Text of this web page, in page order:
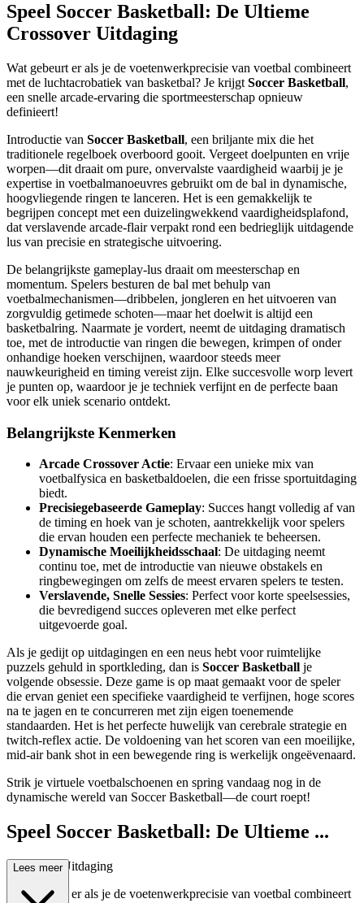
Speel Soccer Basketball: De Ultieme
Crossover Uitdaging
Wat gebeurt er als je de voetenwerkprecisie van voetbal combineert
met de luchtacrobatiek van basketbal? Je krijgt Soccer Basketball,
een snelle arcade-ervaring die sportmeesterschap opnieuw
definieert!
Introductie van Soccer Basketball, een briljante mix die het
traditionele regelboek overboord gooit. Vergeet doelpunten en vrije
worpen—dit draait om pure, onvervalste vaardigheid waarbij je je
expertise in voetbalmanoeuvres gebruikt om de bal in dynamische,
hoogvliegende ringen te lanceren. Het is een gemakkelijk te
begrijpen concept met een duizelingwekkend vaardigheidsplafond,
dat verslavende arcade-flair verpakt rond een bedrieglijk uitdagende
lus van precisie en strategische uitvoering.
De belangrijkste gameplay-lus draait om meesterschap en
momentum. Spelers besturen de bal met behulp van
voetbalmechanismen—dribbelen, jongleren en het uitvoeren van
zorgvuldig getimede schoten—maar het doelwit is altijd een
basketbalring. Naarmate je vordert, neemt de uitdaging dramatisch
toe, met de introductie van ringen die bewegen, krimpen of onder
onhandige hoeken verschijnen, waardoor steeds meer
nauwkeurigheid en timing vereist zijn. Elke succesvolle worp levert
je punten op, waardoor je je techniek verfijnt en de perfecte baan
voor elk uniek scenario ontdekt.
Belangrijkste Kenmerken
Arcade Crossover Actie: Ervaar een unieke mix van
voetbalfysica en basketbaldoelen, die een frisse sportuitdaging
biedt.
Precisiegebaseerde Gameplay: Succes hangt volledig af van
de timing en hoek van je schoten, aantrekkelijk voor spelers
die ervan houden een perfecte mechaniek te beheersen.
Dynamische Moeilijkheidsschaal: De uitdaging neemt
continu toe, met de introductie van nieuwe obstakels en
ringbewegingen om zelfs de meest ervaren spelers te testen.
Verslavende, Snelle Sessies: Perfect voor korte speelsessies,
die bevredigend succes opleveren met elke perfect
uitgevoerde goal.
Als je gedijt op uitdagingen en een neus hebt voor ruimtelijke
puzzels gehuld in sportkleding, dan is Soccer Basketball je
volgende obsessie. Deze game is op maat gemaakt voor de speler
die ervan geniet een specifieke vaardigheid te verfijnen, hoge scores
na te jagen en te concurreren met zijn eigen toenemende
standaarden. Het is het perfecte huwelijk van cerebrale strategie en
twitch-reflex actie. De voldoening van het scoren van een moeilijke,
mid-air bank shot in een bewegende ring is werkelijk ongeëvenaard.
Strik je virtuele voetbalschoenen en spring vandaag nog in de
dynamische wereld van Soccer Basketball—de court roept!
Speel Soccer Basketball: De Ultieme ...
Crossover Uitdaging
Wat gebeurt er als je de voetenwerkprecisie van voetbal combineert
Lees meer